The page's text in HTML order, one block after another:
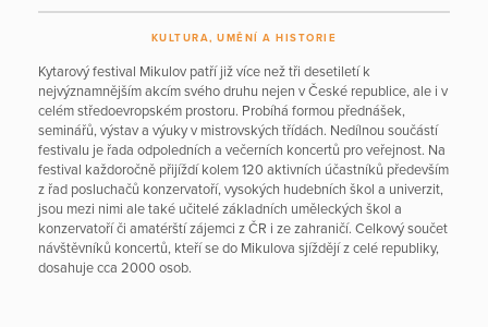
KULTURA, UMĚNÍ A HISTORIE
Kytarový festival Mikulov patří již více než tři desetiletí k
nejvýznamnějším akcím svého druhu nejen v České republice, ale i v
celém středoevropském prostoru. Probíhá formou přednášek,
seminářů, výstav a výuky v mistrovských třídách. Nedílnou součástí
festivalu je řada odpoledních a večerních koncertů pro veřejnost. Na
festival každoročně přijíždí kolem 120 aktivních účastníků především
z řad posluchačů konzervatoří, vysokých hudebních škol a univerzit,
jsou mezi nimi ale také učitelé základních uměleckých škol a
konzervatoří či amatérští zájemci z ČR i ze zahraničí. Celkový součet
návštěvníků koncertů, kteří se do Mikulova sjíždějí z celé republiky,
dosahuje cca 2000 osob.